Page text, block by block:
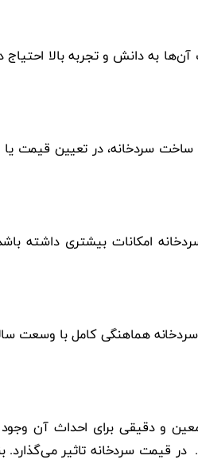
دانش و تجربه بالا احتیاج
سردخانه، در تعیین قیمت یا
امکانات بیشتری داشته
هماهنگی کامل با وسعت
و دقیقی برای احداث آن وجود
قیمت سردخانه تاثیر می‌گذارد.